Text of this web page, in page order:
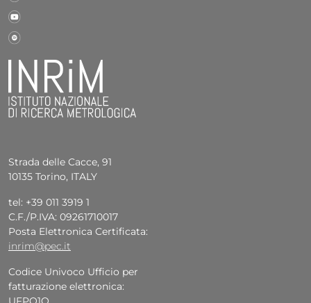
Strada delle Cacce, 91
10135 Torino, ITALY
tel: +39 011 3919 1
C.F./P.IVA: 09261710017
Posta Elettronica Certificata:
inrim@pec.it
Codice Univoco Ufficio per
fatturazione elettronica: